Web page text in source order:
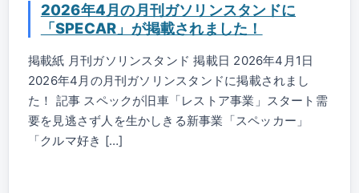
2026年4月の月刊ガソリンスタンドに
「SPECAR」が掲載されました！
掲載紙 月刊ガソリンスタンド 掲載日 2026年4月1日
2026年4月の月刊ガソリンスタンドに掲載されまし
た！ 記事 スペックが旧車「レストア事業」スタート需
要を見逃さず人を生かしきる新事業「スペッカー」
「クルマ好き […]